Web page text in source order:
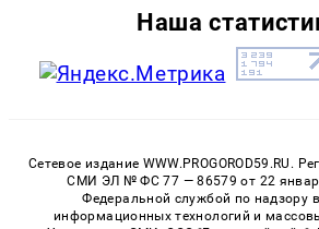
Наша
Сетевое издание WWW.PROGOROD59.RU.
СМИ ЭЛ № ФС 77 — 86579 от 22
Федеральной службой по надзору
информационных технологий и